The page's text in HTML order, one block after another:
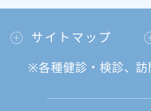
サイトマップ
※各種健診・検診、